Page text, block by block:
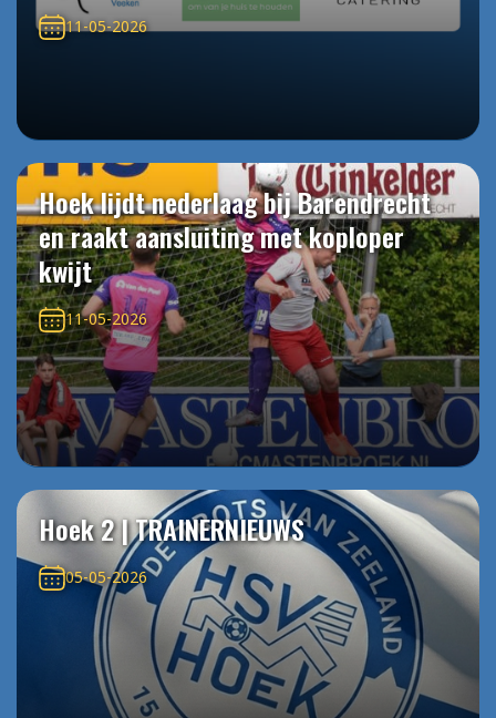
11-05-2026
Hoek lijdt nederlaag bij Barendrecht
en raakt aansluiting met koploper
kwijt
11-05-2026
Hoek 2 | TRAINERNIEUWS
05-05-2026